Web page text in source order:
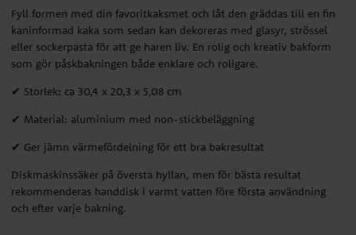
Fyll formen med din favoritkaksmet och låt den gräddas till en fin
kaninformad kaka som sedan kan dekoreras med glasyr, strössel
eller sockerpasta för att ge haren liv. En rolig och kreativ bakform
som gör påskbakningen både enklare och roligare.
✔ Storlek: ca 30,4 x 20,3 x 5,08 cm
✔ Material: aluminium med non-stickbeläggning
✔ Ger jämn värmefördelning för ett bra bakresultat
Diskmaskinssäker på översta hyllan, men för bästa resultat
rekommenderas handdisk i varmt vatten före första användning
och efter varje bakning.